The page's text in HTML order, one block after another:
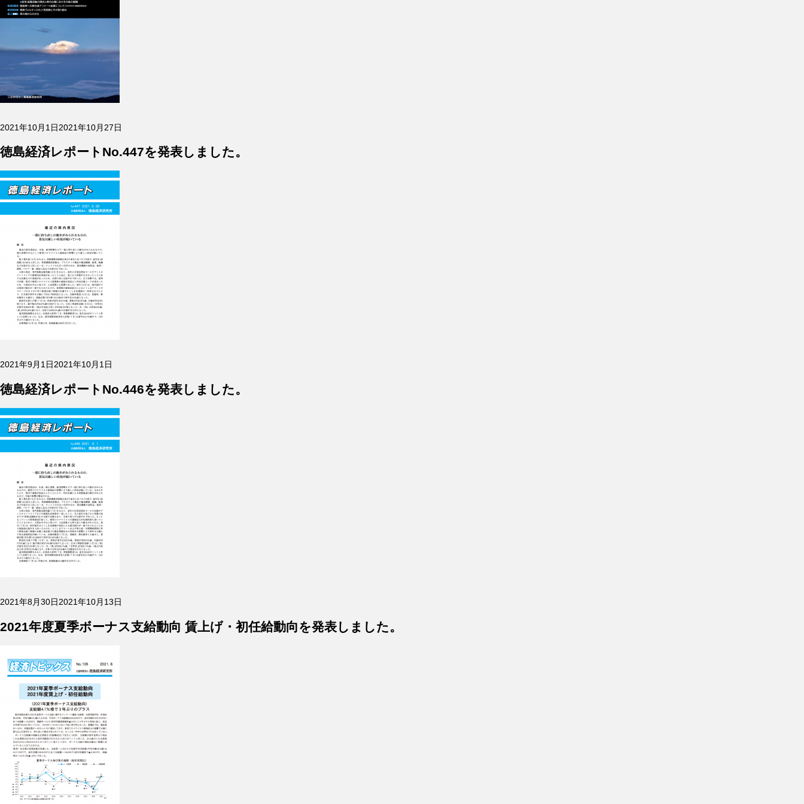
投
日:
2021年10月1日2021年10月27日
徳島経済レポートNo.447を発表しました。
投
日:
2021年9月1日2021年10月1日
徳島経済レポートNo.446を発表しました。
投
日:
2021年8月30日2021年10月13日
2021年度夏季ボーナス支給動向 賃上げ・初任給動向を発表しました。